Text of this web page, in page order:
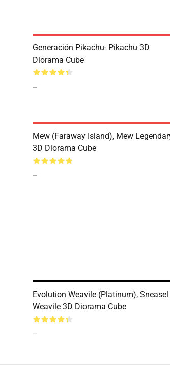
Generación Pikachu- Pikachu 3D
Diorama Cube
--
Mew (Faraway Island), Mew
3D Diorama Cube
--
Evolution Weavile (Platinum), Sneasel
Weavile 3D Diorama Cube
--